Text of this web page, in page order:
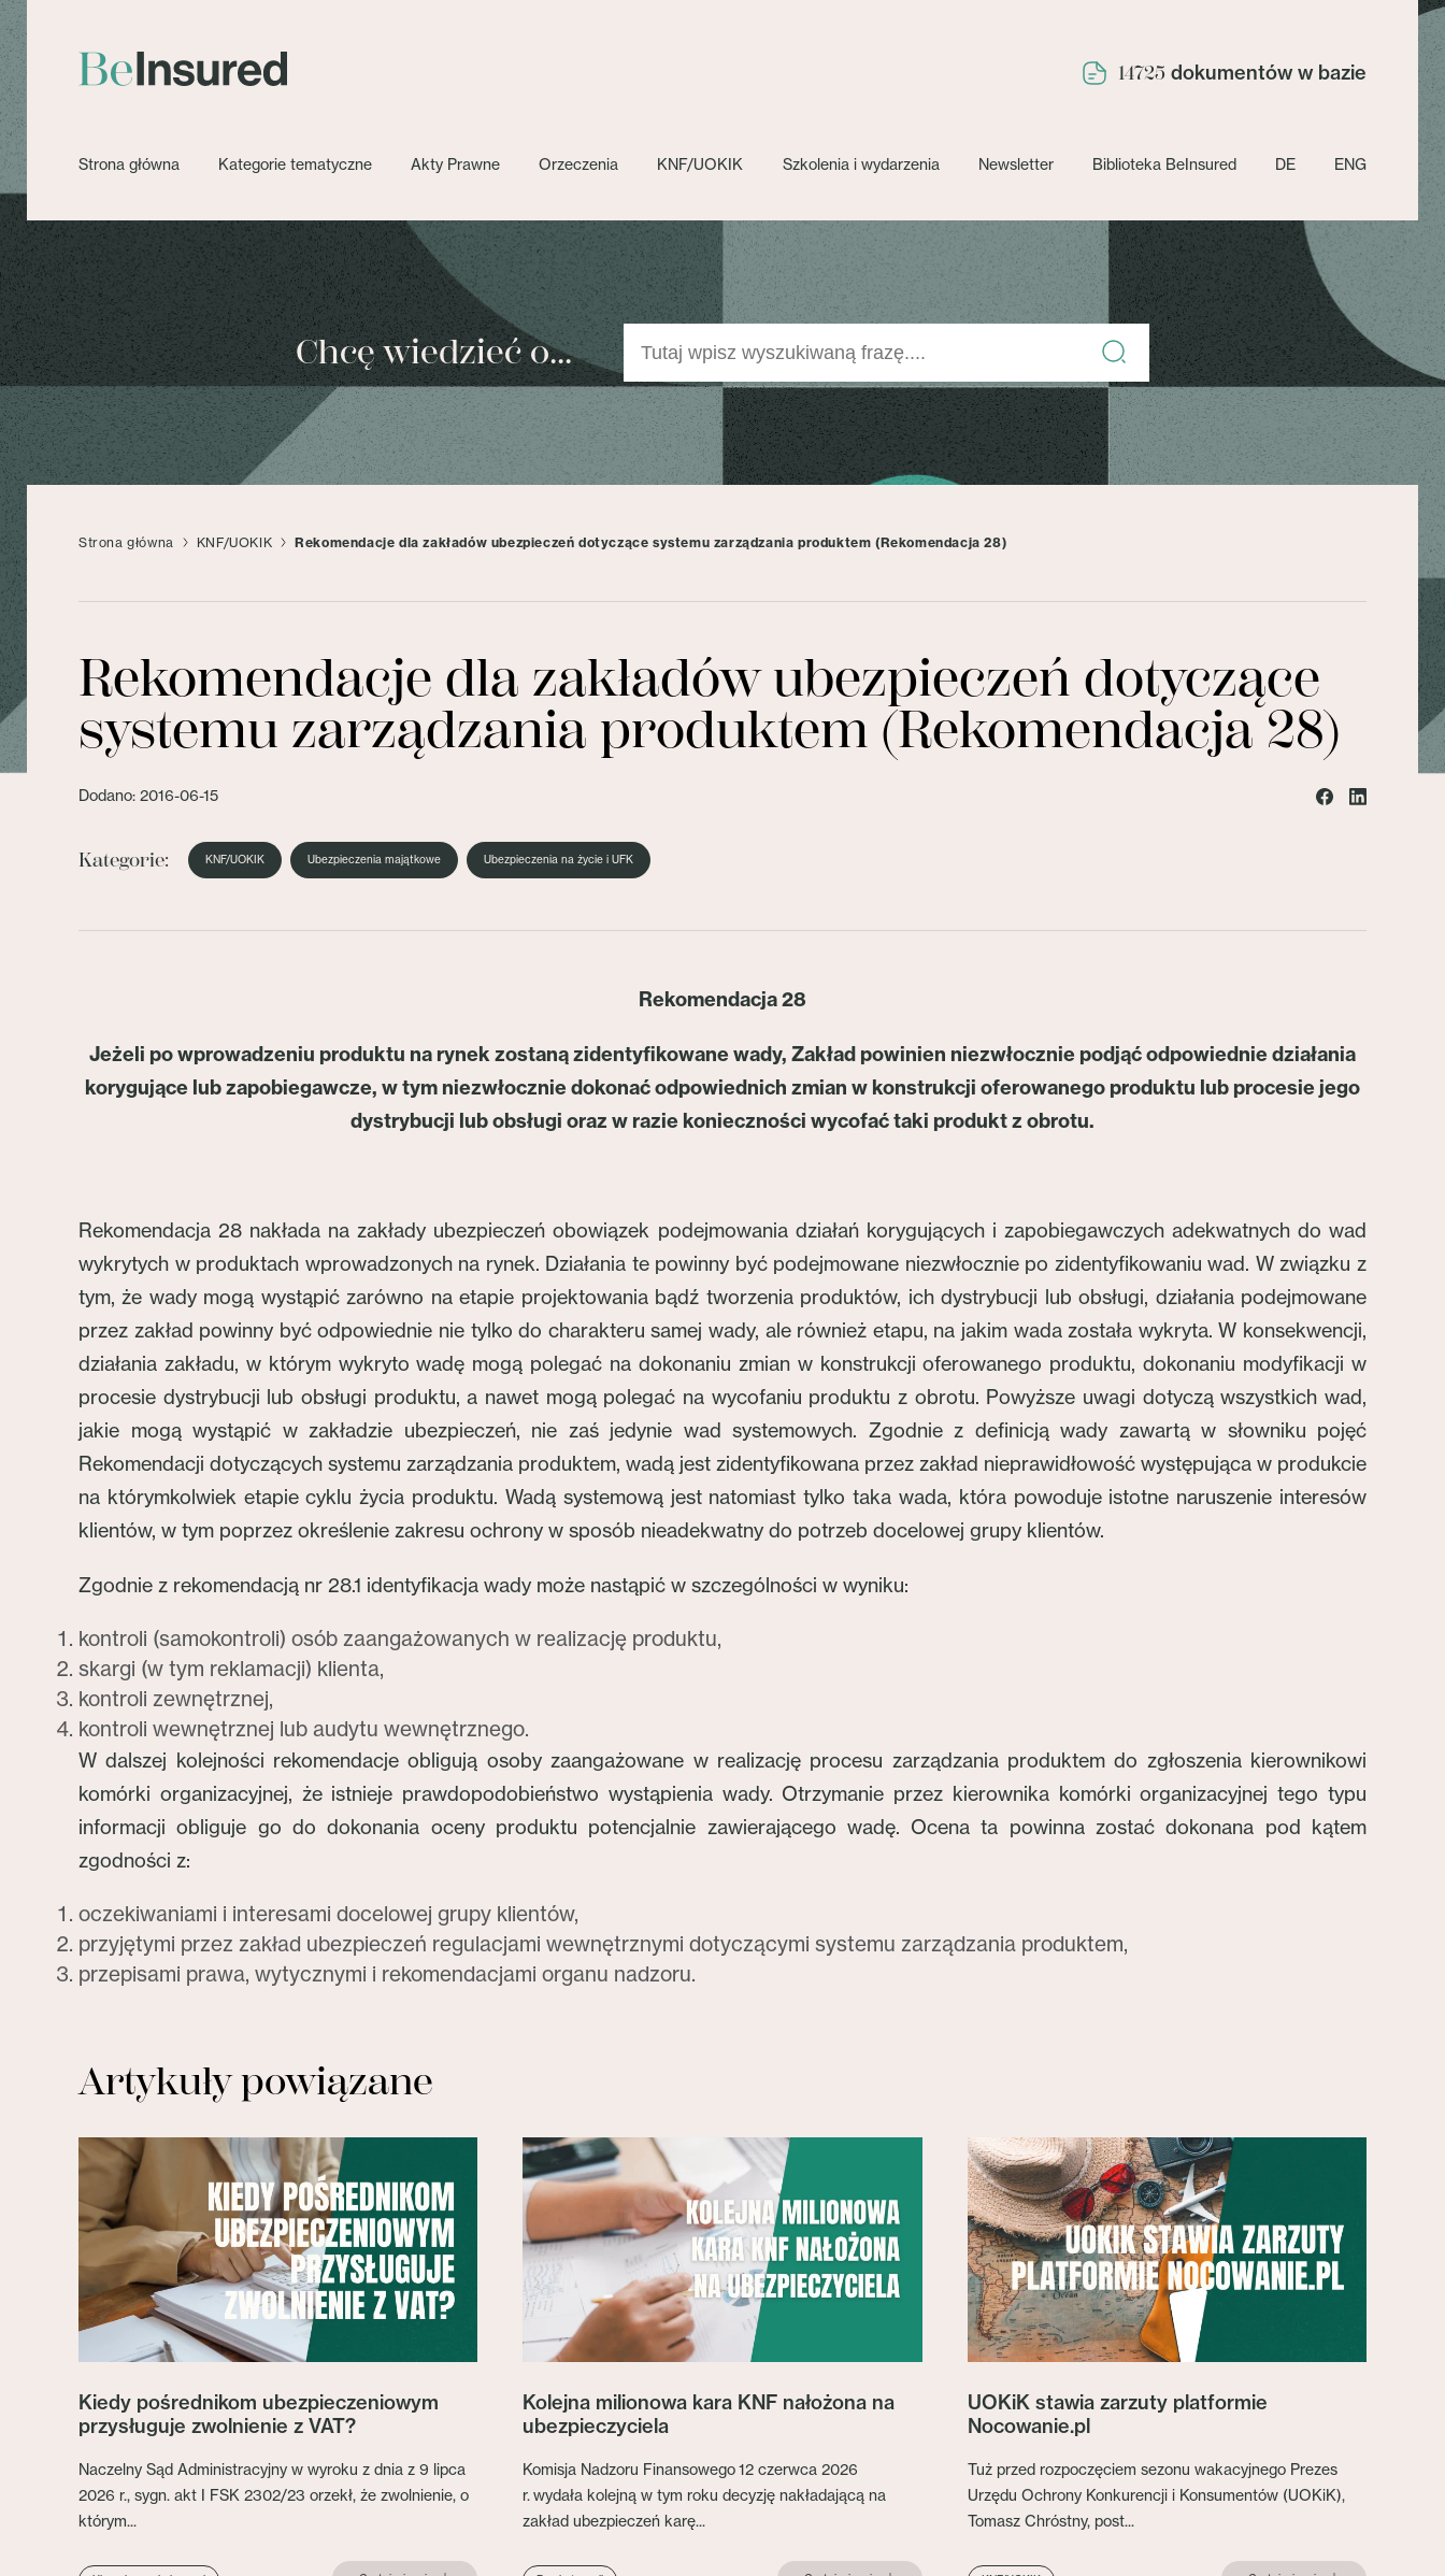
14725 dokumentów w bazie
Strona główna Kategorie tematyczne Akty Prawne Orzeczenia KNF/UOKIK Szkolenia i wydarzenia Newsletter Biblioteka BeInsured DE ENG
Chcę wiedzieć o...
Strona główna KNF/UOKIK Rekomendacje dla zakładów ubezpieczeń dotyczące systemu zarządzania produktem (Rekomendacja 28)
Rekomendacje dla zakładów ubezpieczeń dotyczące
systemu zarządzania produktem (Rekomendacja 28)
Dodano: 2016-06-15
Kategorie: KNF/UOKIK Ubezpieczenia majątkowe Ubezpieczenia na życie i UFK
Rekomendacja 28
Jeżeli po wprowadzeniu produktu na rynek zostaną zidentyfikowane wady, Zakład powinien niezwłocznie podjąć odpowiednie działania
korygujące lub zapobiegawcze, w tym niezwłocznie dokonać odpowiednich zmian w konstrukcji oferowanego produktu lub procesie jego
dystrybucji lub obsługi oraz w razie konieczności wycofać taki produkt z obrotu.
Rekomendacja 28 nakłada na zakłady ubezpieczeń obowiązek podejmowania działań korygujących i zapobiegawczych adekwatnych do wad
wykrytych w produktach wprowadzonych na rynek. Działania te powinny być podejmowane niezwłocznie po zidentyfikowaniu wad. W związku z
tym, że wady mogą wystąpić zarówno na etapie projektowania bądź tworzenia produktów, ich dystrybucji lub obsługi, działania podejmowane
przez zakład powinny być odpowiednie nie tylko do charakteru samej wady, ale również etapu, na jakim wada została wykryta. W konsekwencji,
działania zakładu, w którym wykryto wadę mogą polegać na dokonaniu zmian w konstrukcji oferowanego produktu, dokonaniu modyfikacji w
procesie dystrybucji lub obsługi produktu, a nawet mogą polegać na wycofaniu produktu z obrotu. Powyższe uwagi dotyczą wszystkich wad,
jakie mogą wystąpić w zakładzie ubezpieczeń, nie zaś jedynie wad systemowych. Zgodnie z definicją wady zawartą w słowniku pojęć
Rekomendacji dotyczących systemu zarządzania produktem, wadą jest zidentyfikowana przez zakład nieprawidłowość występująca w produkcie
na którymkolwiek etapie cyklu życia produktu. Wadą systemową jest natomiast tylko taka wada, która powoduje istotne naruszenie interesów
klientów, w tym poprzez określenie zakresu ochrony w sposób nieadekwatny do potrzeb docelowej grupy klientów.
Zgodnie z rekomendacją nr 28.1 identyfikacja wady może nastąpić w szczególności w wyniku:
kontroli (samokontroli) osób zaangażowanych w realizację produktu,
skargi (w tym reklamacji) klienta,
kontroli zewnętrznej,
kontroli wewnętrznej lub audytu wewnętrznego.
W dalszej kolejności rekomendacje obligują osoby zaangażowane w realizację procesu zarządzania produktem do zgłoszenia kierownikowi
komórki organizacyjnej, że istnieje prawdopodobieństwo wystąpienia wady. Otrzymanie przez kierownika komórki organizacyjnej tego typu
informacji obliguje go do dokonania oceny produktu potencjalnie zawierającego wadę. Ocena ta powinna zostać dokonana pod kątem
zgodności z:
oczekiwaniami i interesami docelowej grupy klientów,
przyjętymi przez zakład ubezpieczeń regulacjami wewnętrznymi dotyczącymi systemu zarządzania produktem,
przepisami prawa, wytycznymi i rekomendacjami organu nadzoru.
Artykuły powiązane
Kiedy pośrednikom ubezpieczeniowym
przysługuje zwolnienie z VAT?
Naczelny Sąd Administracyjny w wyroku z dnia z 9 lipca
2026 r., sygn. akt I FSK 2302/23 orzekł, że zwolnienie, o
którym...
Kolejna milionowa kara KNF nałożona na
ubezpieczyciela
Komisja Nadzoru Finansowego 12 czerwca 2026
r. wydała kolejną w tym roku decyzję nakładającą na
zakład ubezpieczeń karę...
UOKiK stawia zarzuty platformie
Nocowanie.pl
Tuż przed rozpoczęciem sezonu wakacyjnego Prezes
Urzędu Ochrony Konkurencji i Konsumentów (UOKiK),
Tomasz Chróstny, post...